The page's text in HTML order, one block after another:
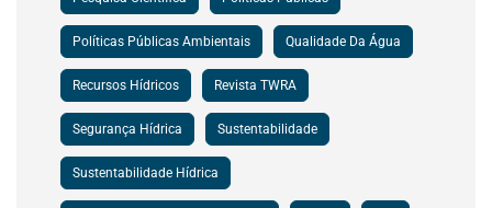
Políticas Públicas Ambientais Qualidade Da Água
Recursos Hídricos Revista TWRA
Segurança Hídrica Sustentabilidade
Sustentabilidade Hídrica